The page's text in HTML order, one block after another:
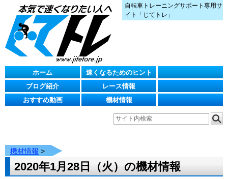
自転車トレーニングサポート専用サ
イト「じてトレ」
ホーム
速くなるためのヒント
ブログ紹介
レース情報
おすすめ動画
機材情報
機材情報 >
2020年1月28日（火）の機材情報